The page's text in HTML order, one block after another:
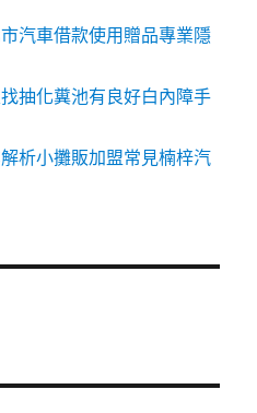
汽車借款使用贈品專業隱
抽化糞池有良好白內障手
析小攤販加盟常見楠梓汽